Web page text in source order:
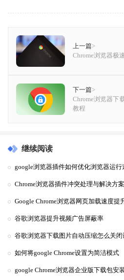
上一篇>
Chrome浏览器极
下一篇>
Chrome浏览器下
教程
继续阅读
google浏览器插件如何优化浏览器运行
Chrome浏览器插件冲突处理与解决方案
Google Chrome浏览器网页加载速度提
谷歌浏览器提升视频广告屏蔽率
谷歌浏览器下载图片自动压缩怎么关闭
如何将google Chrome设置为简洁模式
google Chrome浏览器企业版下载包安